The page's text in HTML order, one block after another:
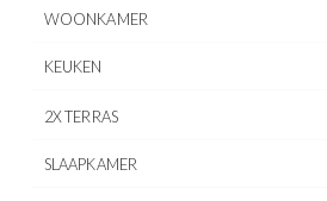
WOONKAMER
KEUKEN
2X TERRAS
SLAAPKAMER